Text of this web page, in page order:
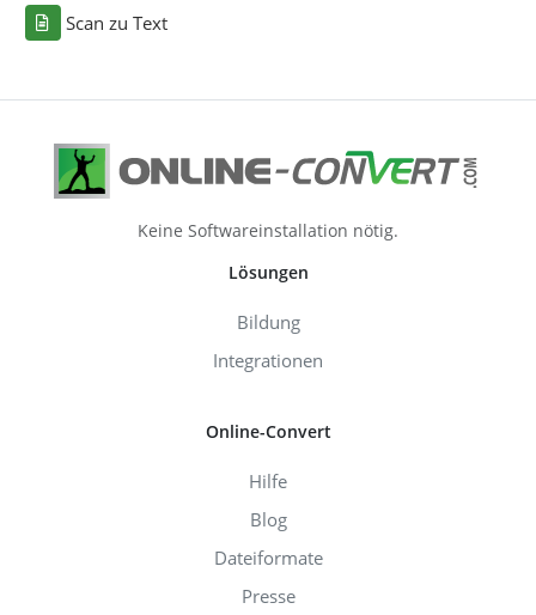
Scan zu Text
Keine Softwareinstallation nötig.
Lösungen
Bildung
Integrationen
Online-Convert
Hilfe
Blog
Dateiformate
Presse